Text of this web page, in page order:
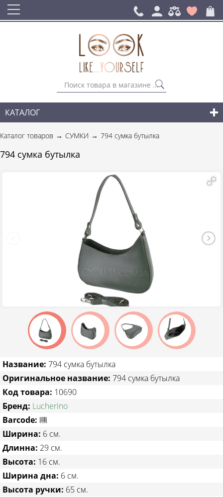
КАТАЛОГ
СУМКИ
ГОРОДСКИЕ РЮКЗАКИ
НОВИНКИ СУМОК И АКСЕССУАРОВ
ТОВАРЫ СО СКИДКОЙ
Каталог товаров СУМКИ 794 сумка бутылка
794 сумка бутылка
Название: 794 сумка бутылка
Оригинальное название: 794 сумка бутылка
Код товара: 10690
Бренд: Lucherino
Barcode:
Ширина: 6 см.
Длинна: 29 см.
Высота: 16 см.
Ширина дна: 6 см.
Высота ручки: 65 см.